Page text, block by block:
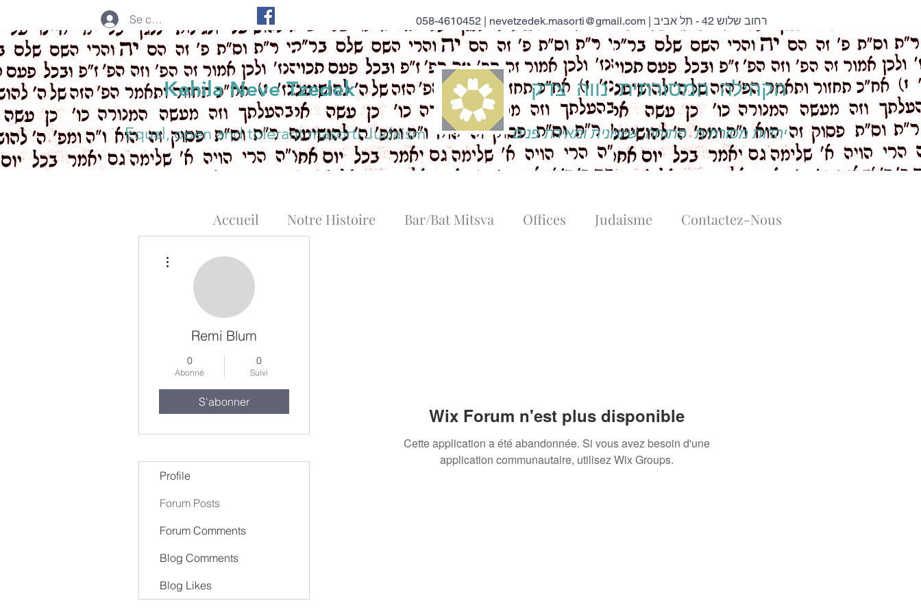
058-4610452 | nevetzedek.masorti@gmail.com | רחוב שלוש 42 - תל אביב Se connecter
Kehila Neve Tzedek
Equal, open and tolerant masorti Judaism
הקהילה המסורתית נווה צדק
יהדות מסורתית פתוחה, שיוויונית ומאירת פנים
Contactez-Nous
Judaisme
Offices
Bar/Bat Mitsva
Notre Histoire
Accueil
Wix Forum n'est plus disponible
Cette application a été abandonnée. Si vous avez besoin d'une
application communautaire, utilisez Wix Groups.
Remi Blum
0
Abonné
0
Suivi
S'abonner
Profile
Forum Posts
Forum Comments
Blog Comments
Blog Likes